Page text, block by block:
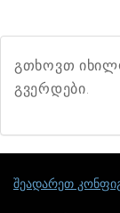
გთხოვთ
გვერდები.
შეადარეთ